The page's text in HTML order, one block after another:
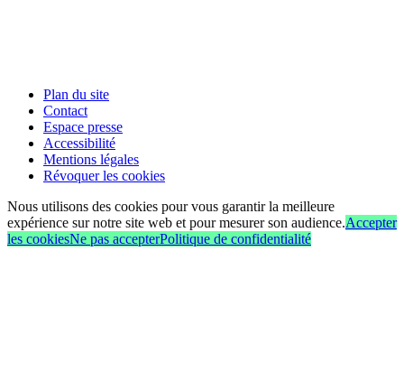
Plan du site
Contact
Espace presse
Accessibilité
Mentions légales
Révoquer les cookies
Nous utilisons des cookies pour vous garantir la meilleure
expérience sur notre site web et pour mesurer son audience.Accepter
les cookiesNe pas accepterPolitique de confidentialité